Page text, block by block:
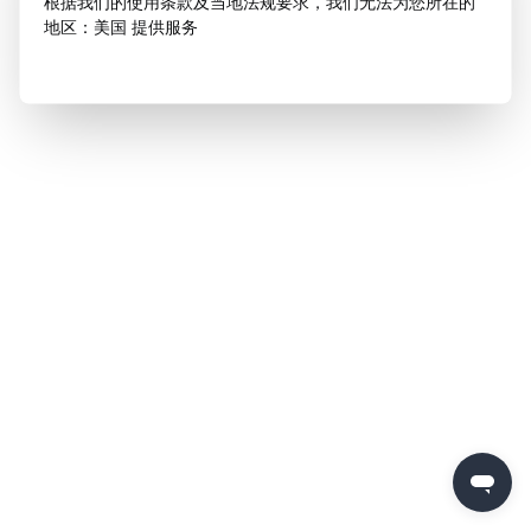
地区：美国 提供服务